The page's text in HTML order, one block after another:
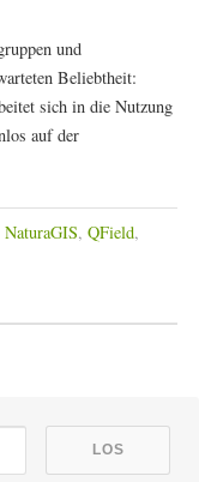
und
Beliebtheit:
sich in die Nutzung
auf der
NaturaGIS, QField,